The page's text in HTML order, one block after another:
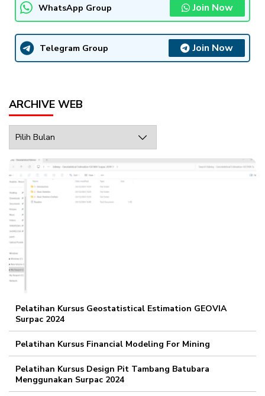
WhatsApp Group Join Now
Telegram Group Join Now
ARCHIVE WEB
Web
Pelatihan Kursus Geostatistical Estimation GEOVIA
Surpac 2024
Pelatihan Kursus Financial Modeling For Mining
Pelatihan Kursus Design Pit Tambang Batubara
Menggunakan Surpac 2024